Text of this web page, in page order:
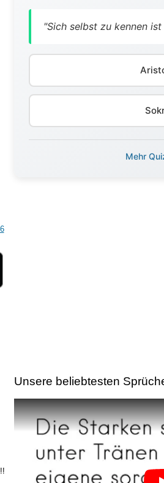
!!
"Sich selbst zu kennen
Mehr
Unsere beliebtesten